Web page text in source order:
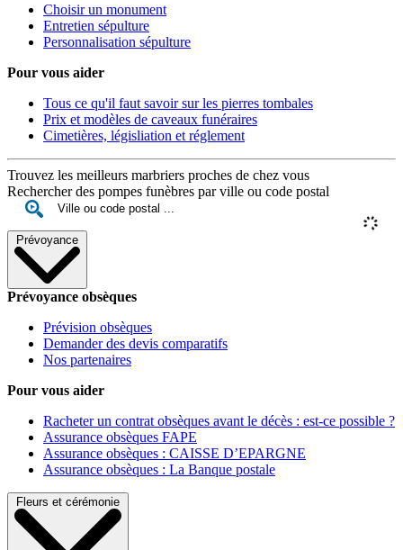
Choisir un monument
Entretien sépulture
Personnalisation sépulture
Pour vous aider
Tous ce qu'il faut savoir sur les pierres tombales
Prix et modèles de caveaux funéraires
Cimetières, législiation et réglement
Trouvez les meilleurs marbriers proches de chez vous
Rechercher des pompes funèbres par ville ou code postal
Prévoyance
Prévoyance obsèques
Prévision obsèques
Demander des devis comparatifs
Nos partenaires
Pour vous aider
Racheter un contrat obsèques avant le décès : est-ce possible ?
Assurance obsèques FAPE
Assurance obsèques : CAISSE D’EPARGNE
Assurance obsèques : La Banque postale
Fleurs et cérémonie